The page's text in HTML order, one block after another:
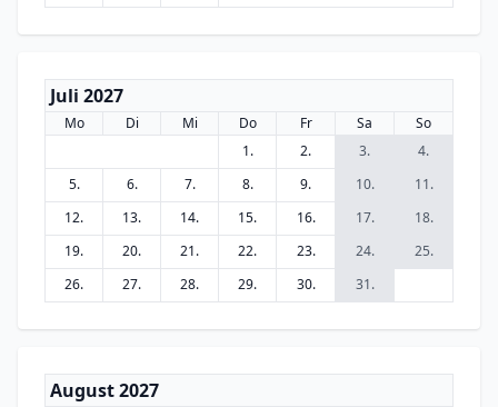
Juli 2027
Mo Di Mi Do Fr Sa
So
1.
2. 3.
4.
5.
6. 7. 8. 9. 10.
11.
12.
13. 14. 15. 16. 17.
18.
19.
20. 21. 22. 23. 24.
25.
26.
27. 28. 29. 30. 31.
August 2027